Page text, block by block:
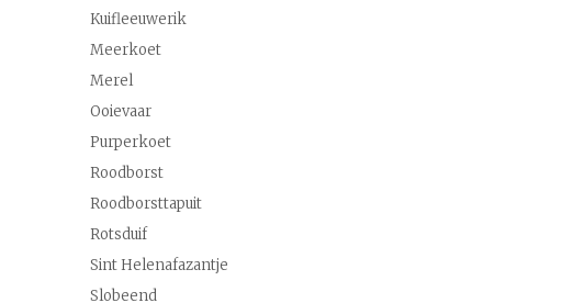
Kuifleeuwerik
Meerkoet
Merel
Ooievaar
Purperkoet
Roodborst
Roodborsttapuit
Rotsduif
Sint Helenafazantje
Slobeend